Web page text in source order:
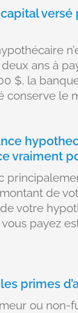
versé
deux ans à
$, la
conserve le
vraiment
de
votre
payez
primes
ou non-